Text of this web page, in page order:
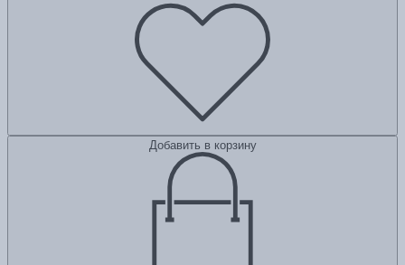
Добавить в корзину